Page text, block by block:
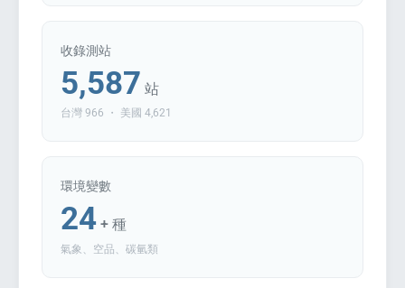
收錄測站
5,587 站
台灣 966 ・ 美國 4,621
環境變數
24 + 種
氣象、空品、碳氫類